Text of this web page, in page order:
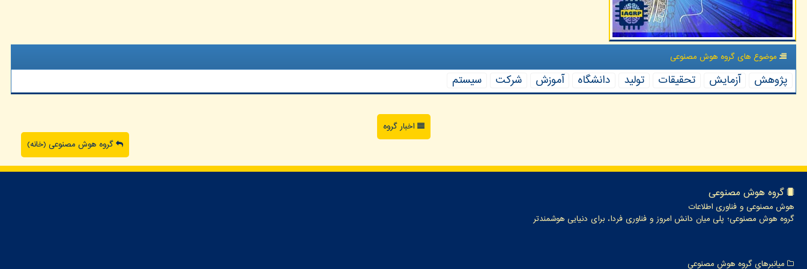
موضوع های گروه هوش مصنوعی
پژوهش آزمایش تحقیقات تولید دانشگاه آموزش شركت سیستم
اخبار گروه
گروه هوش مصنوعی (خانه)
گروه هوش مصنوعی
هوش مصنوعی و فناوری اطلاعات
گروه هوش مصنوعی؛ پلی میان دانش امروز و فناوری فردا، برای دنیایی هوشمندتر
میانبرهای گروه هوش مصنوعی